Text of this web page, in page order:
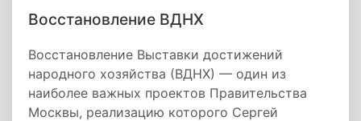
Восстановление ВДНХ
Восстановление Выставки достижений
народного хозяйства (ВДНХ) — один из
наиболее важных проектов Правительства
Москвы, реализацию которого Сергей